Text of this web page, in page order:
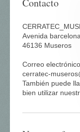
Avenida
46136 Museros
Correo
cerratec-
También puede
bien utilizar